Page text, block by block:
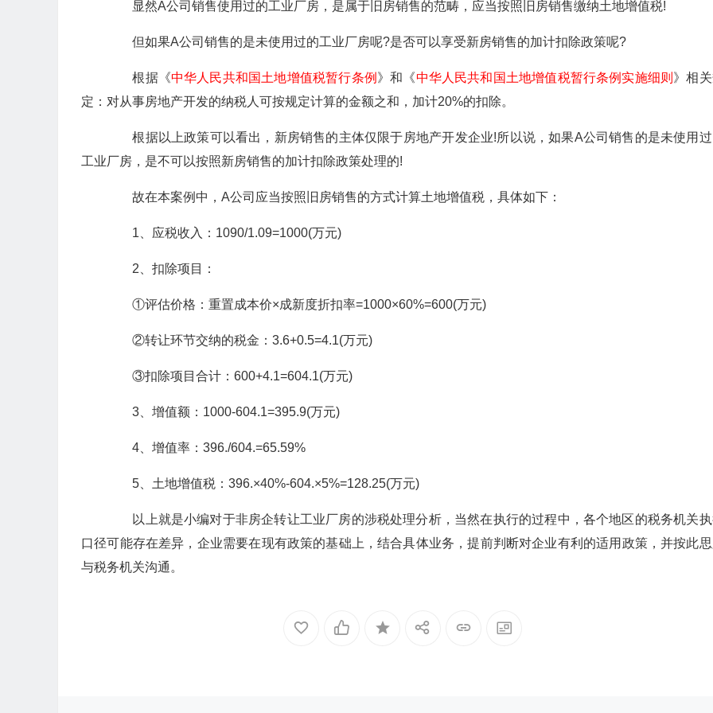
显然A公司销售使用过的工业厂房，是属于旧房销售的范畴，应当按照旧房销售缴纳土地增值税!
但如果A公司销售的是未使用过的工业厂房呢?是否可以享受新房销售的加计扣除政策呢?
根据《中华人民共和国土地增值税暂行条例 》和《中华人民共和国土地增值税暂行条例实施细则 》相
定：对从事房地产开发的纳税人可按规定计算的金额之和，加计20%的扣除。
根据以上政策可以看出，新房销售的主体仅限于房地产开发企业!所以说，如果A公司销售的是未使用
工业厂房，是不可以按照新房销售的加计扣除政策处理的!
故在本案例中，A公司应当按照旧房销售的方式计算土地增值税，具体如下：
1、应税收入：1090/1.09=1000(万元)
2、扣除项目：
①评估价格：重置成本价×成新度折扣率=1000×60%=600(万元)
②转让环节交纳的税金：3.6+0.5=4.1(万元)
③扣除项目合计：600+4.1=604.1(万元)
3、增值额：1000-604.1=395.9(万元)
4、增值率：396./604.=65.59%
5、土地增值税：396.×40%-604.×5%=128.25(万元)
以上就是小编对于非房企转让工业厂房的涉税处理分析，当然在执行的过程中，各个地区的税务机关
口径可能存在差异，企业需要在现有政策的基础上，结合具体业务，提前判断对企业有利的适用政策，并按此
与税务机关沟通。